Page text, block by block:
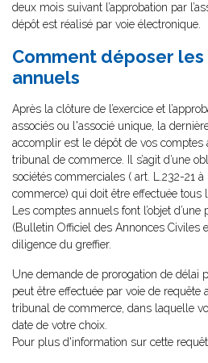
deux mois suivant l’approbation par
dépôt est réalisé par voie électronique.
Comment déposer
annuels
Après la clôture de l’exercice et
associés ou l'associé unique, la
accomplir est le dépôt de vos comptes
tribunal de commerce. Il s’agit d’une
sociétés commerciales ( art. L.232-21
commerce) qui doit être effectuée tous
Les comptes annuels font l’objet
(Bulletin Officiel des Annonces Civiles
diligence du greffier.
Une demande de prorogation de délai
peut être effectuée par voie de requête
tribunal de commerce, dans laquelle
date de votre choix.
Pour plus d'information sur cette